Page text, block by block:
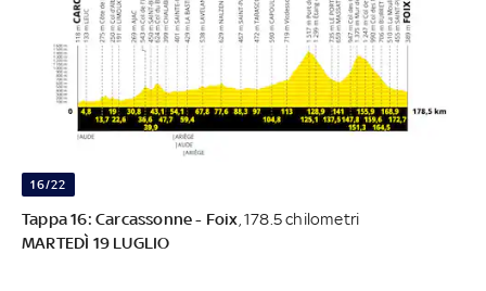
16/22
Tappa 16: Carcassonne - Foix , 178.5 chilometri
MARTEDÌ 19 LUGLIO